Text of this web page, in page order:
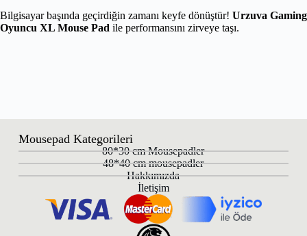
Bilgisayar başında geçirdiğin zamanı keyfe dönüştür! Urzuva Gaming
Oyuncu XL Mouse Pad ile performansını zirveye taşı.
Mousepad Kategorileri
80*30 cm Mousepadler
48*40 cm mousepadler
Hakkımızda
İletişim